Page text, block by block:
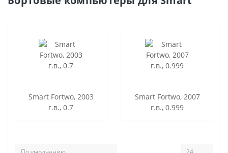
Smart Fortwo, 2003
г.в., 0.7
Smart Fortwo, 2007
г.в., 0.999